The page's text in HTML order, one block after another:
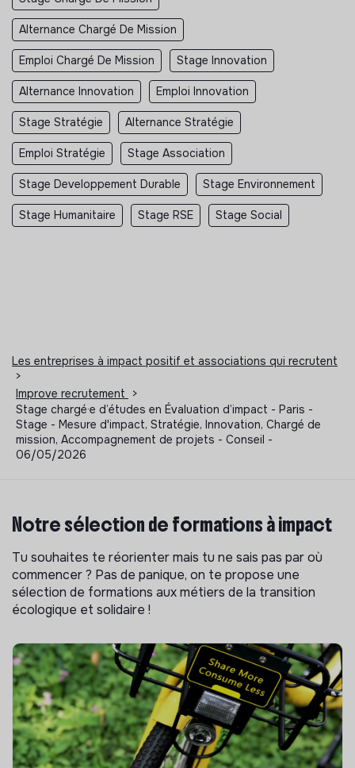
Alternance Chargé De Mission
Emploi Chargé De Mission Stage Innovation
Alternance Innovation Emploi Innovation
Stage Stratégie Alternance Stratégie
Emploi Stratégie Stage Association
Stage Developpement Durable Stage Environnement
Stage Humanitaire Stage RSE Stage Social
Les entreprises à impact positif et associations qui recrutent
>
Improve recrutement
>
Stage chargé·e d’études en Évaluation d’impact - Paris -
Stage - Mesure d'impact, Stratégie, Innovation, Chargé de
mission, Accompagnement de projets - Conseil -
06/05/2026
Notre sélection de formations à impact
Tu souhaites te réorienter mais tu ne sais pas par où
commencer ? Pas de panique, on te propose une
sélection de formations aux métiers de la transition
écologique et solidaire !